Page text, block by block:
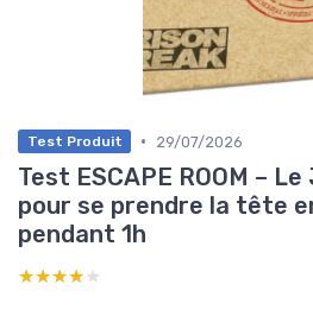
Test Produit • 29/07/2026
Test ESCAPE ROOM –
pour se prendre la tête
pendant 1h
★★★★★
★★★★★